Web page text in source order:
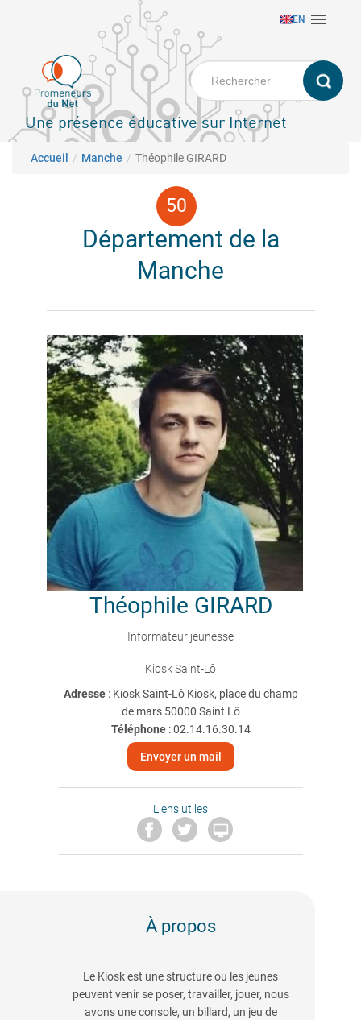
principal
EN 
Une présence éducative sur Internet
Fil d'Ariane
Accueil Manche Théophile GIRARD
Département de la
Manche
Théophile GIRARD
Informateur jeunesse
Kiosk Saint-Lô
Adresse : Kiosk Saint-Lô Kiosk, place du champ
de mars 50000 Saint Lô
Téléphone:02.14.16.30.14
Envoyer un mail
Liens utiles

À propos
Le Kiosk est une structure ou les jeunes
peuvent venir se poser, travailler, jouer, nous
avons une console, un billard, un jeu de